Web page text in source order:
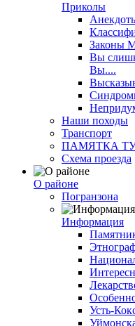
Приколы
Законы
Вы
Вы....
Наши походы
Транспорт
ПАМЯТКА
Схема проезда
О районе
Погранзона
Информация
Усть-